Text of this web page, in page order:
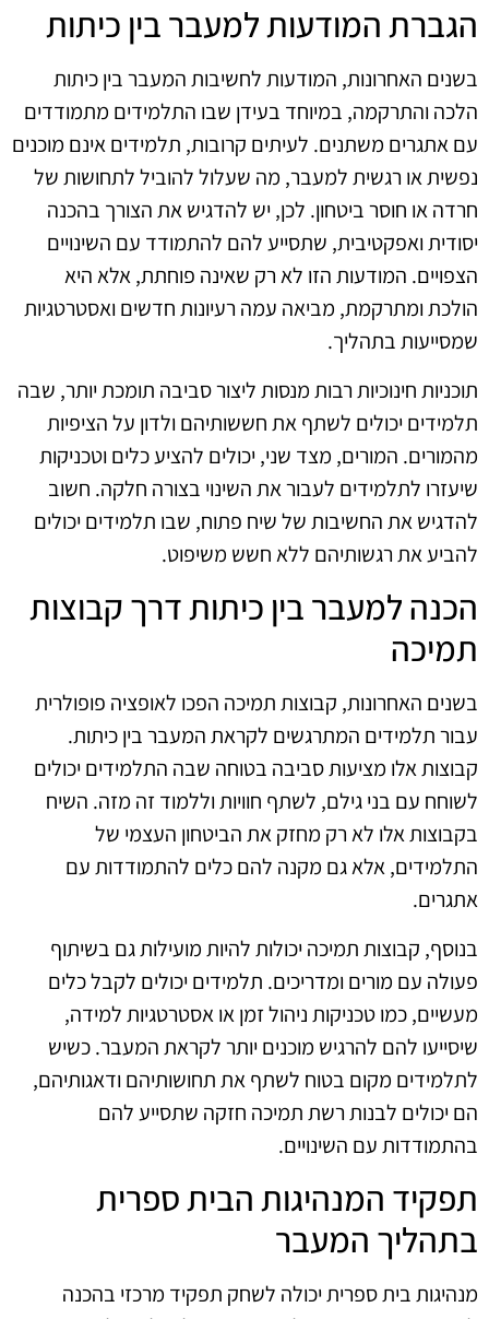
הגברת המודעות למעבר בין כיתות
בשנים האחרונות, המודעות לחשיבות המעבר בין כיתות
הלכה והתרקמה, במיוחד בעידן שבו התלמידים מתמודדים
עם אתגרים משתנים. לעיתים קרובות, תלמידים אינם מוכנים
נפשית או רגשית למעבר, מה שעלול להוביל לתחושות של
חרדה או חוסר ביטחון. לכן, יש להדגיש את הצורך בהכנה
יסודית ואפקטיבית, שתסייע להם להתמודד עם השינויים
הצפויים. המודעות הזו לא רק שאינה פוחתת, אלא היא
הולכת ומתרקמת, מביאה עמה רעיונות חדשים ואסטרטגיות
שמסייעות בתהליך.
תוכניות חינוכיות רבות מנסות ליצור סביבה תומכת יותר, שבה
תלמידים יכולים לשתף את חששותיהם ולדון על הציפיות
מהמורים. המורים, מצד שני, יכולים להציע כלים וטכניקות
שיעזרו לתלמידים לעבור את השינוי בצורה חלקה. חשוב
להדגיש את החשיבות של שיח פתוח, שבו תלמידים יכולים
להביע את רגשותיהם ללא חשש משיפוט.
הכנה למעבר בין כיתות דרך קבוצות
תמיכה
בשנים האחרונות, קבוצות תמיכה הפכו לאופציה פופולרית
עבור תלמידים המתרגשים לקראת המעבר בין כיתות.
קבוצות אלו מציעות סביבה בטוחה שבה התלמידים יכולים
לשוחח עם בני גילם, לשתף חוויות וללמוד זה מזה. השיח
בקבוצות אלו לא רק מחזק את הביטחון העצמי של
התלמידים, אלא גם מקנה להם כלים להתמודדות עם
אתגרים.
בנוסף, קבוצות תמיכה יכולות להיות מועילות גם בשיתוף
פעולה עם מורים ומדריכים. תלמידים יכולים לקבל כלים
מעשיים, כמו טכניקות ניהול זמן או אסטרטגיות למידה,
שיסייעו להם להרגיש מוכנים יותר לקראת המעבר. כשיש
לתלמידים מקום בטוח לשתף את תחושותיהם ודאגותיהם,
הם יכולים לבנות רשת תמיכה חזקה שתסייע להם
בהתמודדות עם השינויים.
תפקיד המנהיגות הבית ספרית
בתהליך המעבר
מנהיגות בית ספרית יכולה לשחק תפקיד מרכזי בהכנה